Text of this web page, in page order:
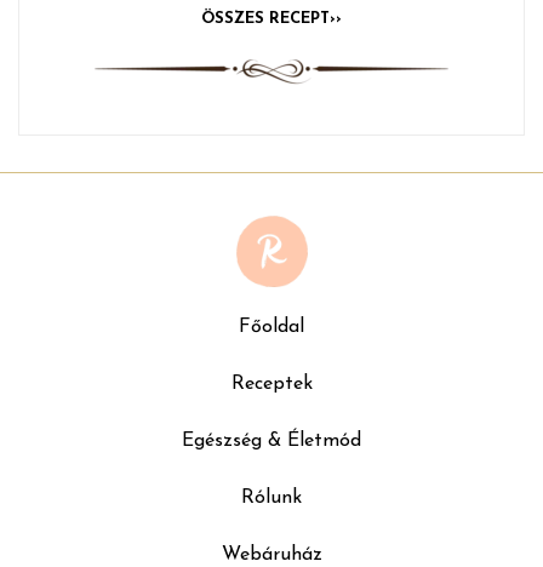
ÖSSZES RECEPT››
Főoldal
Receptek
Egészség & Életmód
Rólunk
Webáruház